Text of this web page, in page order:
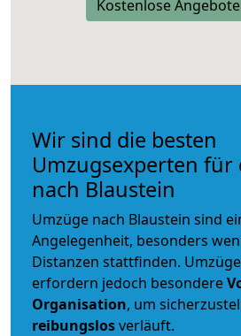
Kostenlose
Wir sind die besten
Umzugsexperten für
nach Blaustein
Umzüge nach Blaustein sind
Angelegenheit, besonders
Distanzen stattfinden.
erfordern jedoch besondere
Organisation, um
reibungslosverläuft.